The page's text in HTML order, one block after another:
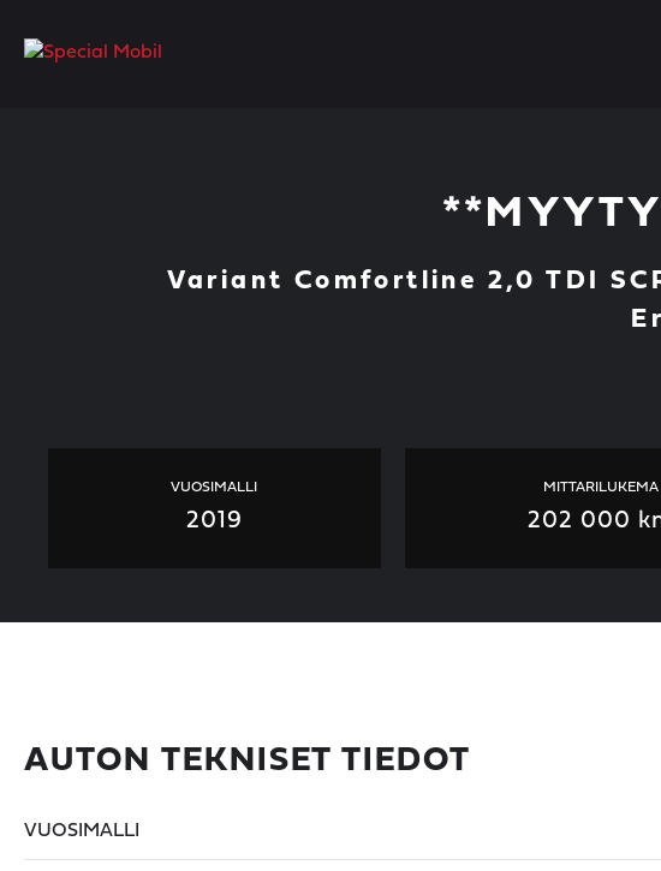
Variant Comfortline 2,0 TDI
VUOSIMALLI
2019
MITTARILUKEMA
202 000
AUTON TEKNISET TIEDOT
VUOSIMALLI